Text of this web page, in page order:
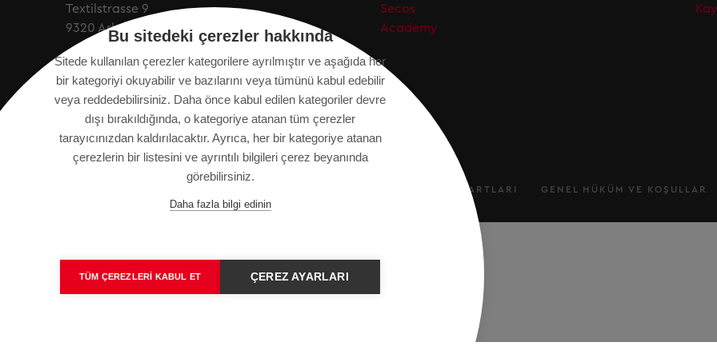
Textilstrasse 9
9320 Arbon, İsviçre
info@saurer.com
Secos
Academy
KULLANIM ŞARTLARI GENEL HÜKÜM VE KOŞULLAR
Bu sitedeki çerezler hakkında
Sitede kullanılan çerezler kategorilere ayrılmıştır ve aşağıda her
bir kategoriyi okuyabilir ve bazılarını veya tümünü kabul edebilir
veya reddedebilirsiniz. Daha önce kabul edilen kategoriler devre
dışı bırakıldığında, o kategoriye atanan tüm çerezler
tarayıcınızdan kaldırılacaktır. Ayrıca, her bir kategoriye atanan
çerezlerin bir listesini ve ayrıntılı bilgileri çerez beyanında
görebilirsiniz.
Daha fazla bilgi edinin
TÜM ÇEREZLERI KABUL ET ÇEREZ AYARLARI